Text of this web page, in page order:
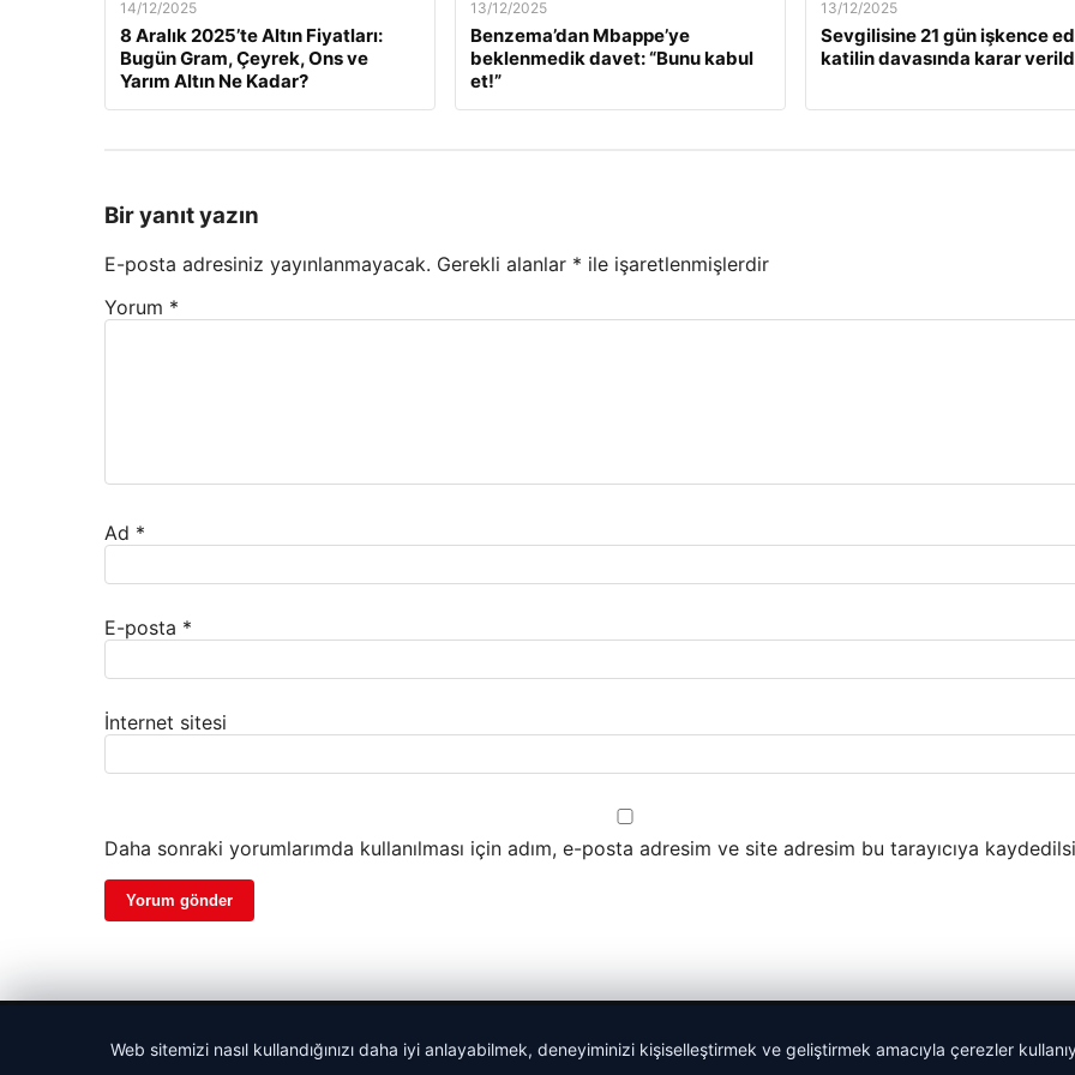
14/12/2025
8 Aralık 2025’te Altın Fiyatları:
Bugün Gram, Çeyrek, Ons ve
Yarım Altın Ne Kadar?
13/12/2025
Benzema’dan Mbappe’ye
beklenmedik davet: “Bunu kabul
et!”
13/12/2025
Sevgilisine 21 gün işkence
katilin davasında karar
Bir yanıt yazın
E-posta adresiniz yayınlanmayacak. Gerekli alanlar * ile işaretlenmişlerdir
Yorum *
Ad *
E-posta *
İnternet sitesi
Daha sonraki yorumlarımda kullanılması için adım, e-posta adresim ve site adresim bu tarayıcıya
Web sitemizi nasıl kullandığınızı daha iyi anlayabilmek, deneyiminizi kişiselleştirmek ve geliştirmek amacıyla çerezler